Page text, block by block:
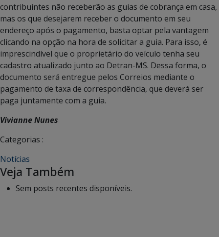
contribuintes não receberão as guias de cobrança em casa,
mas os que desejarem receber o documento em seu
endereço após o pagamento, basta optar pela vantagem
clicando na opção na hora de solicitar a guia. Para isso, é
imprescindível que o proprietário do veículo tenha seu
cadastro atualizado junto ao Detran-MS. Dessa forma, o
documento será entregue pelos Correios mediante o
pagamento de taxa de correspondência, que deverá ser
paga juntamente com a guia.
Vivianne Nunes
Categorias :
Notícias
Veja Também
Sem posts recentes disponíveis.